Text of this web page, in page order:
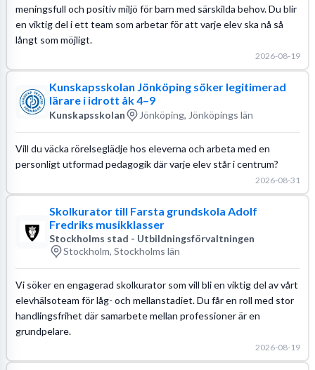
meningsfull och positiv miljö för barn med särskilda behov. Du blir
en viktig del i ett team som arbetar för att varje elev ska nå så
långt som möjligt.
2026-08-19
Kunskapsskolan Jönköping söker legitimerad
lärare i idrott åk 4–9
Kunskapsskolan Jönköping, Jönköpings län
Vill du väcka rörelseglädje hos eleverna och arbeta med en
personligt utformad pedagogik där varje elev står i centrum?
2026-08-31
Skolkurator till Farsta grundskola Adolf
Fredriks musikklasser
Stockholms stad - Utbildningsförvaltningen
Stockholm, Stockholms län
Vi söker en engagerad skolkurator som vill bli en viktig del av vårt
elevhälsoteam för låg- och mellanstadiet. Du får en roll med stor
handlingsfrihet där samarbete mellan professioner är en
grundpelare.
2026-08-19